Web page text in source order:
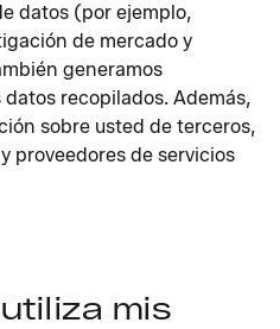
datos (por ejemplo,
de mercado y
generamos
recopilados. Además,
sobre usted de terceros,
proveedores de servicios
mis